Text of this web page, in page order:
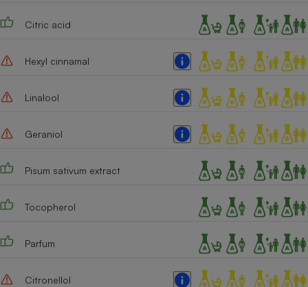
Citric acid
Hexyl cinnamal
Linalool
Geraniol
Pisum sativum extract
Tocopherol
Parfum
Citronellol